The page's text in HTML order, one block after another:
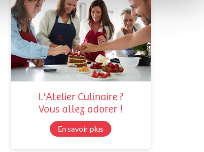
L'Atelier Culinaire ?
Vous allez adorer !
En savoir plus